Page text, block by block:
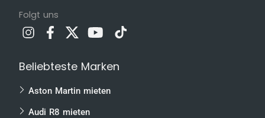
Folgt uns
Beliebteste Marken
Aston Martin mieten
Audi R8 mieten